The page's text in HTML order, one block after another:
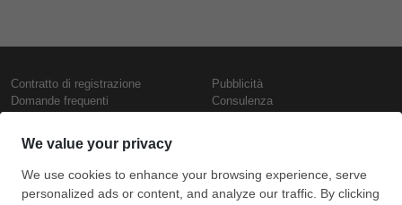
Contratto di registrazione
Domande frequenti
Presentazione
Contattaci
Termini di utilizzo
Politica di riservatezza
Pubblicità
Consulenza